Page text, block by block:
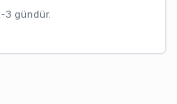
3 gündür.